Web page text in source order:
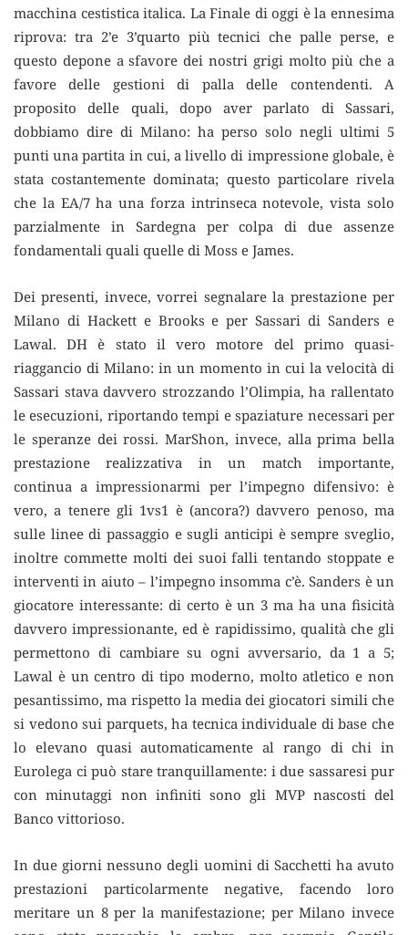
macchina cestistica italica. La Finale di oggi è la ennesima
riprova: tra 2’e 3’quarto più tecnici che palle perse, e
questo depone a sfavore dei nostri grigi molto più che a
favore delle gestioni di palla delle contendenti. A
proposito delle quali, dopo aver parlato di Sassari,
dobbiamo dire di Milano: ha perso solo negli ultimi 5
punti una partita in cui, a livello di impressione globale, è
stata costantemente dominata; questo particolare rivela
che la EA/7 ha una forza intrinseca notevole, vista solo
parzialmente in Sardegna per colpa di due assenze
fondamentali quali quelle di Moss e James.
Dei presenti, invece, vorrei segnalare la prestazione per
Milano di Hackett e Brooks e per Sassari di Sanders e
Lawal. DH è stato il vero motore del primo quasi-
riaggancio di Milano: in un momento in cui la velocità di
Sassari stava davvero strozzando l’Olimpia, ha rallentato
le esecuzioni, riportando tempi e spaziature necessari per
le speranze dei rossi. MarShon, invece, alla prima bella
prestazione realizzativa in un match importante,
continua a impressionarmi per l’impegno difensivo: è
vero, a tenere gli 1vs1 è (ancora?) davvero penoso, ma
sulle linee di passaggio e sugli anticipi è sempre sveglio,
inoltre commette molti dei suoi falli tentando stoppate e
interventi in aiuto – l’impegno insomma c’è. Sanders è un
giocatore interessante: di certo è un 3 ma ha una fisicità
davvero impressionante, ed è rapidissimo, qualità che gli
permettono di cambiare su ogni avversario, da 1 a 5;
Lawal è un centro di tipo moderno, molto atletico e non
pesantissimo, ma rispetto la media dei giocatori simili che
si vedono sui parquets, ha tecnica individuale di base che
lo elevano quasi automaticamente al rango di chi in
Eurolega ci può stare tranquillamente: i due sassaresi pur
con minutaggi non infiniti sono gli MVP nascosti del
Banco vittorioso.
In due giorni nessuno degli uomini di Sacchetti ha avuto
prestazioni particolarmente negative, facendo loro
meritare un 8 per la manifestazione; per Milano invece